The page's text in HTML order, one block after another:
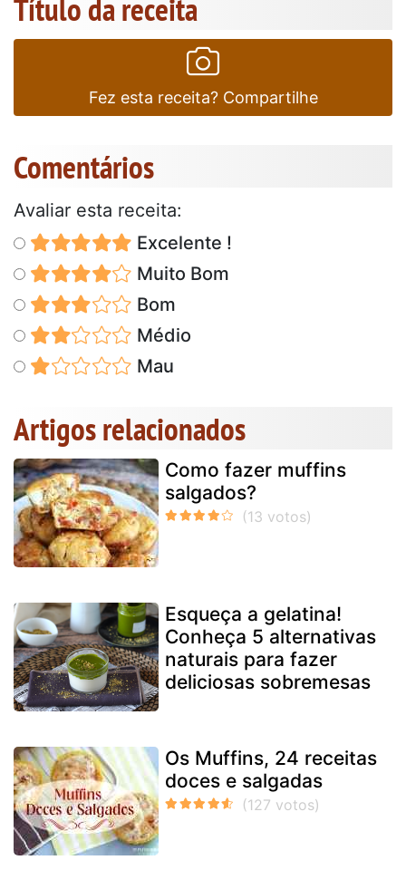
Título da receita
Fez esta receita? Compartilhe
Comentários
Avaliar esta receita:
Excelente !
Muito Bom
Bom
Médio
Mau
Artigos relacionados
Como fazer muffins
salgados?
Esqueça a gelatina!
Conheça 5 alternativas
naturais para fazer
deliciosas sobremesas
Os Muffins, 24 receitas
doces e salgadas